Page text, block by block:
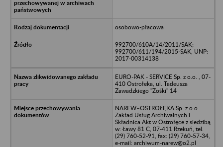
osobowo-płacowa
992700/610A/14/2011/SAK;
992700/611/194/2015-SAK, UNP:
2017-00314138
EURO-PAK - SERVICE Sp. z o.o. , 07-
410 Ostrołeka, ul. Tadeusza
Zawadzkiego "Zośki" 14
NAREW–OSTROŁĘKA Sp. z o.o.
Zakład Usług Archiwalnych i
Składnica Akt w Ostrołęce z siedzibą
w: Ławy 81 C, 07-411 Rzekuń, tel.
(29) 760-52-91, fax: (29) 760-57-34,
e-mail: archiwum-narew@o2.pl